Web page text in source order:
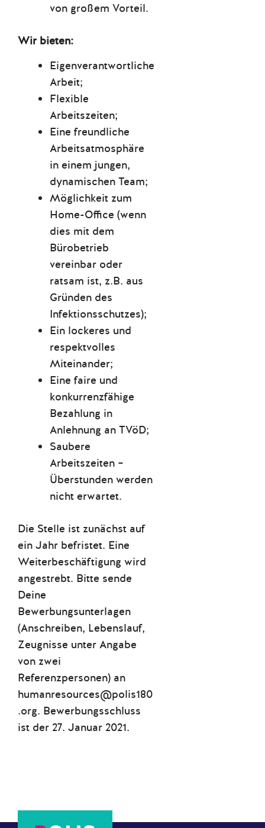
von großem Vorteil.
Wir bieten:
Eigenverantwortliche
Arbeit;
Flexible
Arbeitszeiten;
Eine freundliche
Arbeitsatmosphäre
in einem jungen,
dynamischen Team;
Möglichkeit zum
Home-Office (wenn
dies mit dem
Bürobetrieb
vereinbar oder
ratsam ist, z.B. aus
Gründen des
Infektionsschutzes);
Ein lockeres und
respektvolles
Miteinander;
Eine faire und
konkurrenzfähige
Bezahlung in
Anlehnung an TVöD;
Saubere
Arbeitszeiten –
Überstunden werden
nicht erwartet.
Die Stelle ist zunächst auf
ein Jahr befristet. Eine
Weiterbeschäftigung wird
angestrebt. Bitte sende
Deine
Bewerbungsunterlagen
(Anschreiben, Lebenslauf,
Zeugnisse unter Angabe
von zwei
Referenzpersonen) an
humanresources@polis180
.org. Bewerbungsschluss
ist der 27. Januar 2021.